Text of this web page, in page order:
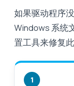
如果驱动程序
Windows 系统
置工具来修复
1